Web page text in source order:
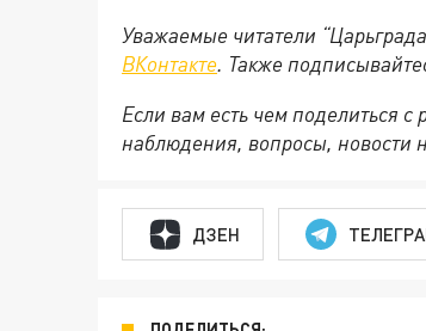
Уважаемые читатели
ВКонтакте. Также
Если вам есть чем поделиться
наблюдения, вопросы, новости
ДЗЕН